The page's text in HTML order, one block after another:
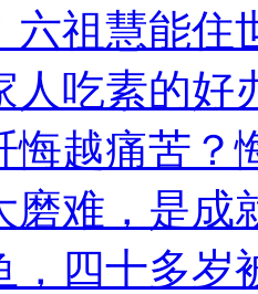
六祖慧能住
人吃素的好
悔越痛苦？
磨难，是成
，四十多岁